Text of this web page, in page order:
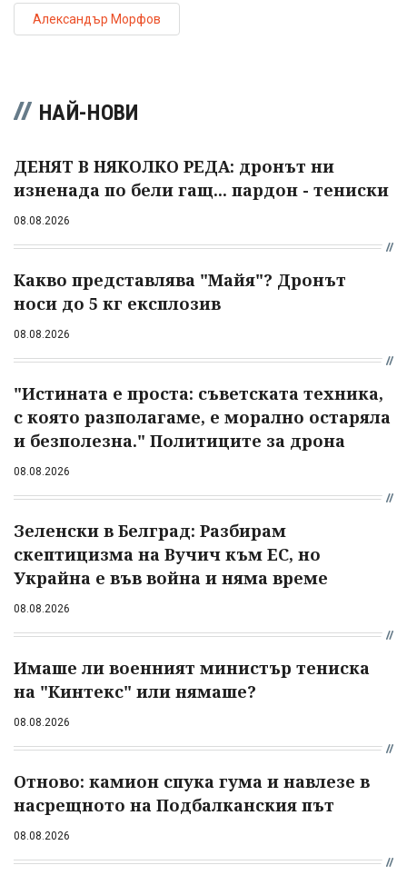
Александър Морфов
НАЙ-НОВИ
ДЕНЯТ В НЯКОЛКО РЕДА: дронът ни
изненада по бели гащ... пардон - тениски
08.08.2026
Какво представлява "Майя"? Дронът
носи до 5 кг експлозив
08.08.2026
"Истината е проста: съветската техника,
с която разполагаме, е морално остаряла
и безполезна." Политиците за дрона
08.08.2026
Зеленски в Белград: Разбирам
скептицизма на Вучич към ЕС, но
Украйна е във война и няма време
08.08.2026
Имаше ли военният министър тениска
на "Кинтекс" или нямаше?
08.08.2026
Отново: камион спука гума и навлезе в
насрещното на Подбалканския път
08.08.2026